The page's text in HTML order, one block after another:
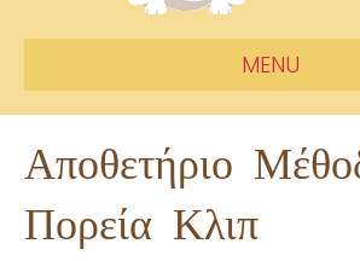
MENU
Αποθετήριο
Πορεία Κλιπ